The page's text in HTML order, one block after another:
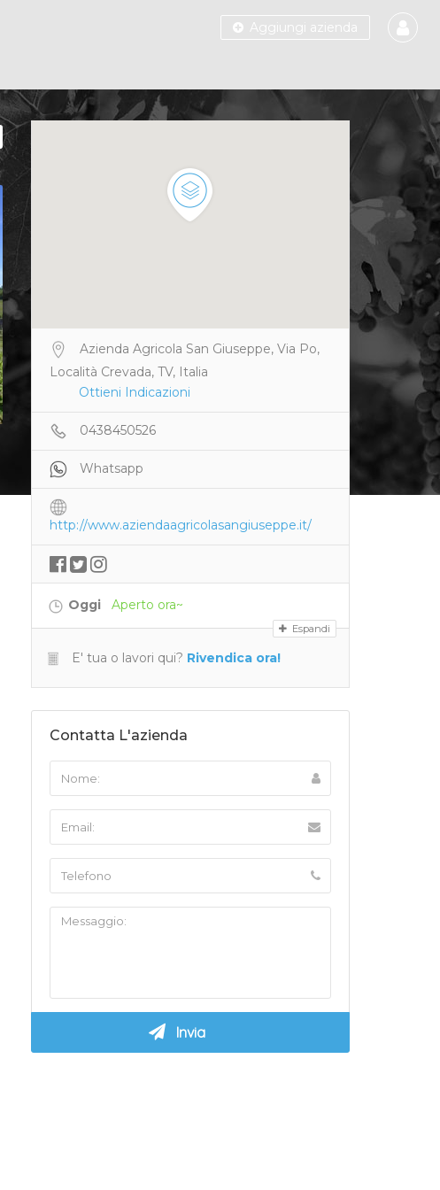
Aggiungi azienda
Azienda Agricola San Giuseppe, Via Po,
Località Crevada, TV, Italia
Ottieni Indicazioni
0438450526
Whatsapp
http://www.aziendaagricolasangiuseppe.it/
Oggi Aperto ora~
Espandi
E' tua o lavori qui? Rivendica ora!
Contatta L'azienda